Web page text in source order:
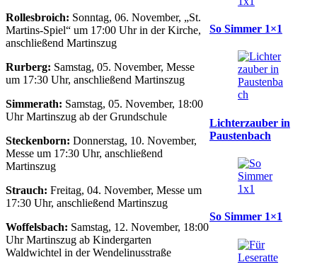
Rollesbroich: Sonntag, 06. November, „St.
Martins-Spiel“ um 17:00 Uhr in der Kirche,
anschließend Martinszug
Rurberg: Samstag, 05. November, Messe
um 17:30 Uhr, anschließend Martinszug
Simmerath: Samstag, 05. November, 18:00
Uhr Martinszug ab der Grundschule
Steckenborn: Donnerstag, 10. November,
Messe um 17:30 Uhr, anschließend
Martinszug
Strauch: Freitag, 04. November, Messe um
17:30 Uhr, anschließend Martinszug
Woffelsbach: Samstag, 12. November, 18:00
Uhr Martinszug ab Kindergarten
Waldwichtel in der Wendelinusstraße
So Simmer 1×1
Lichterzauber in
Paustenbach
So Simmer 1×1